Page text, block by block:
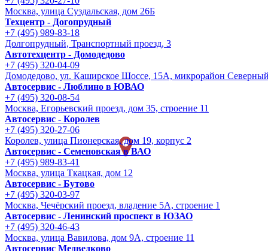
Москва, улица Суздальская, дом 26Б
Техцентр - Догопрудный
+7 (495) 989-83-18
Долгопрудный, Транспортный проезд, 3
Автотехцентр - Домодедово
+7 (495) 320-04-09
Домодедово, ул. Каширское Шоссе, 15А, микрорайон
Автосервис - Люблино в ЮВАО
+7 (495) 320-08-54
Москва, Егорьевский проезд, дом 35, строение 11
Автосервис - Королев
+7 (495) 320-27-06
Королев, улица Пионерская, дом 19, корпус 2
Автосервис - Семеновская в ВАО
+7 (495) 989-83-41
Москва, улица Ткацкая, дом 12
Автосервис - Бутово
+7 (495) 320-03-97
Москва, Чечёрский проезд, владение 5А, строение 1
Автосервис - Ленинский проспект в ЮЗАО
+7 (495) 320-46-43
Москва, улица Вавилова, дом 9A, строение 11
Автосервис Медведково